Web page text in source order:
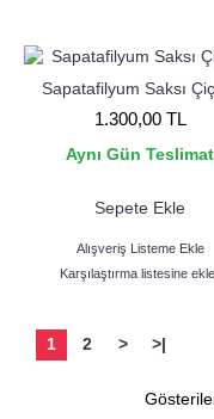
Sapatafilyum Saksı
1.300,00 TL
Aynı Gün Teslimat
Sepete Ekle
Alışveriş Listeme Ekle
Karşılaştırma listesine ekle
1 2 > >|